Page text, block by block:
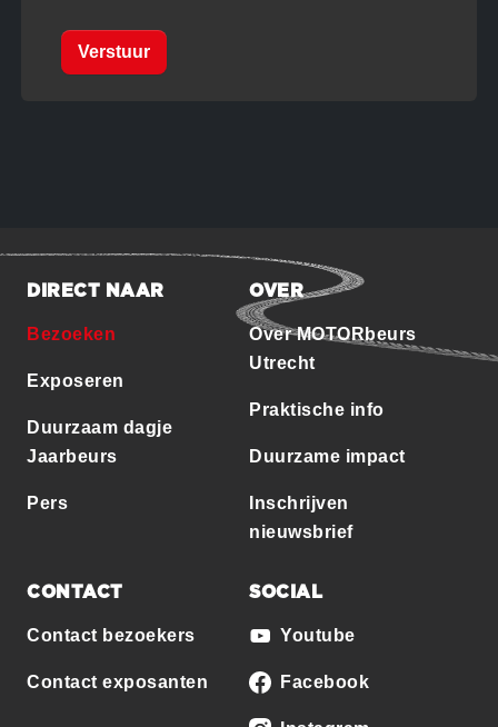
Verstuur
DIRECT NAAR
Bezoeken
Exposeren
Duurzaam dagje
Jaarbeurs
Pers
OVER
Over MOTORbeurs
Utrecht
Praktische info
Duurzame impact
Inschrijven
nieuwsbrief
CONTACT
Contact bezoekers
Contact exposanten
SOCIAL
Youtube
Facebook